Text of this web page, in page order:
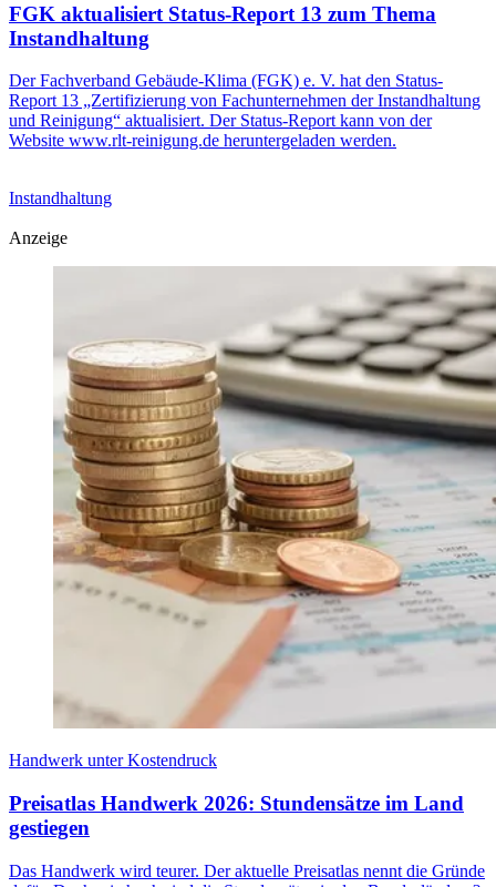
FGK aktualisiert Status-Report 13 zum Thema
Instandhaltung
Der Fachverband Gebäude-Klima (FGK) e. V. hat den Status-
Report 13 „Zertifizierung von Fachunternehmen der Instandhaltung
und Reinigung“ aktualisiert. Der Status-Report kann von der
Website www.rlt-reinigung.de heruntergeladen werden.
Instandhaltung
Anzeige
Handwerk unter Kostendruck
Preisatlas Handwerk 2026: Stundensätze im Land
gestiegen
Das Handwerk wird teurer. Der aktuelle Preisatlas nennt die Gründe